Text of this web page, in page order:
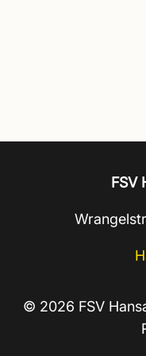
FSV
© 2026 FSV